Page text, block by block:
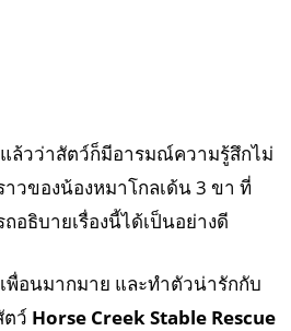
แล้วว่าสัตว์ก็มีอารมณ์ความรู้สึกไม่
าวของน้องหมาโกลเด้น 3 ขา ที่
อธิบายเรื่องนี้ได้เป็นอย่างดี
พื่อนมากมาย และทำตัวน่ารักกับ
ตว์ Horse Creek Stable Rescue